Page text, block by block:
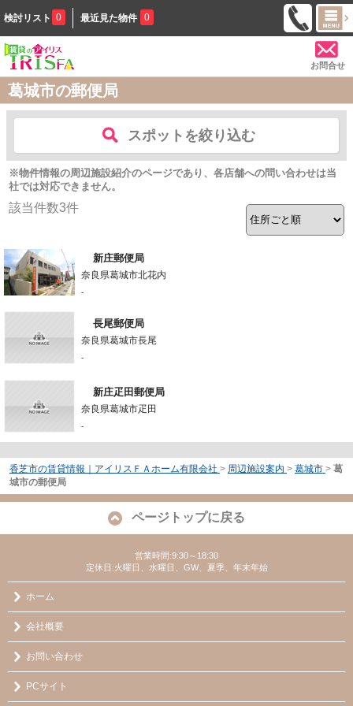
検討リスト 0 最近見た物件 0
お問合せ
葛城市の郵便局
スポットを絞り込む
※物件情報の周辺施設紹介のページであり、各店舗への問い合わせは当
社では対応できません。
該当件数3件
新庄郵便局
奈良県葛城市北花内
-
長尾郵便局
奈良県葛城市長尾
-
新庄疋田郵便局
奈良県葛城市疋田
-
香芝市の賃貸情報｜アイリスＦＡホーム有限会社 > 周辺施設案内 > 葛城市 > 葛
城市の郵便局
ページトップに戻る
営業時間:9:30～18:30
定休日:火曜日、水曜日、GW、夏季、年末年始
ホーム
会社概要
お問い合わせ
PCサイト